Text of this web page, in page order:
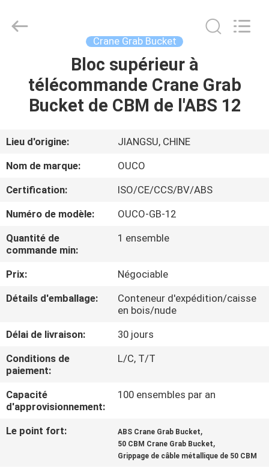
MAISON
PRODUITS
VIDÉOS
LE
SPECTACLE
À
DE
NOUS
VISITE
L'USINE
GROUP
Crane Grab Bucket
Bloc supérieur à
télécommande Crane Grab
Bucket de CBM de l'ABS 12
Lieu d'origine:
JIANGSU, CHINE
Nom de marque:
OUCO
Certification:
ISO/CE/CCS/BV/ABS
Numéro de modèle:
OUCO-GB-12
Quantité de
commande min:
1 ensemble
Prix:
Négociable
Détails d'emballage:
Conteneur d'expédition/caisse
en bois/nude
Délai de livraison:
30 jours
Conditions de
paiement:
L/C, T/T
Capacité
d'approvisionnement:
100 ensembles par an
Le point fort: ABS Crane Grab Bucket,
50 CBM Crane Grab Bucket,
Grippage de câble métallique de 50 CBM